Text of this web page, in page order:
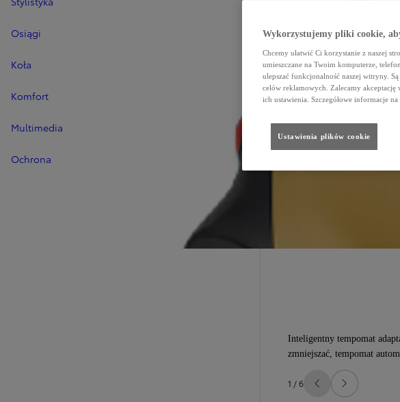
Osiągi
Koła
Komfort
Multimedia
Ochrona
Inteligentny tempomat
zmniejszać, tempomat
1 / 6 PoprzedniNastępny
Wykorzystujemy pliki cookie,
Chcemy ułatwić Ci korzystanie z naszej
umieszczane na Twoim komputerze,
ulepszać funkcjonalność naszej witryny.
celów reklamowych. Zalecamy akceptację
ich ustawienia. Szczegółowe informacje
Ustawienia plików cookie